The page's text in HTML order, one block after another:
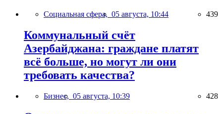
Социальная сфера, 05 августа, 10:44 439
Коммунальный счёт
Азербайджана: граждане платят
всё больше, но могут ли они
требовать качества?
Бизнес, 05 августа, 10:39 428